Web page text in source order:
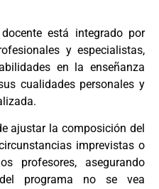
está integrado por
y especialistas,
en la enseñanza
cualidades personales y
ajustar la composición del
imprevistas o
profesores, asegurando
programa no se vea